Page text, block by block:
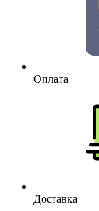
Оплата
Доставка